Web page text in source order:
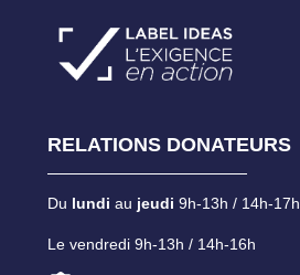
RELATIONS DONATEURS
Du lundi au jeudi 9h-13h / 14h-17h
Le vendredi 9h-13h / 14h-16h